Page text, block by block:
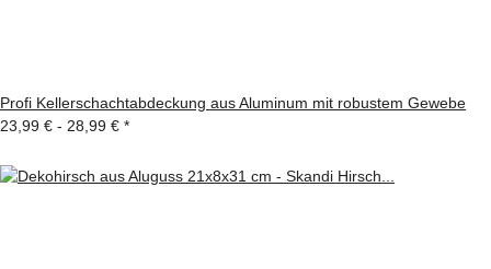
Profi Kellerschachtabdeckung aus Aluminum mit robustem Gewebe
23,99 € - 28,99 € *